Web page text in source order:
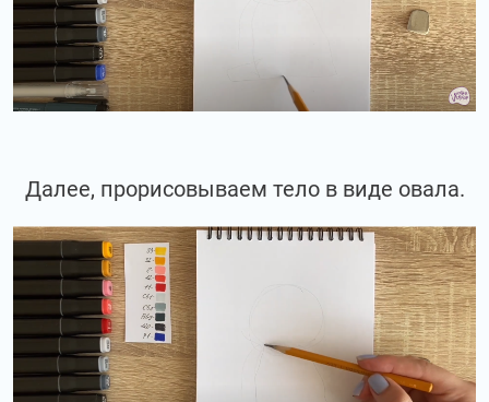
Далее, прорисовываем тело в виде овала.